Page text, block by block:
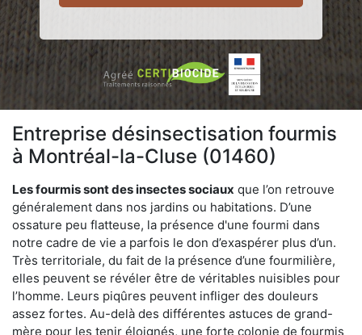
Entreprise désinsectisation fourmis
à Montréal-la-Cluse (01460)
Les fourmis sont des insectes sociaux que l’on retrouve
généralement dans nos jardins ou habitations. D’une
ossature peu flatteuse, la présence d'une fourmi dans
notre cadre de vie a parfois le don d’exaspérer plus d’un.
Très territoriale, du fait de la présence d’une fourmilière,
elles peuvent se révéler être de véritables nuisibles pour
l’homme. Leurs piqûres peuvent infliger des douleurs
assez fortes. Au-delà des différentes astuces de grand-
mère pour les tenir éloignés, une forte colonie de fourmis